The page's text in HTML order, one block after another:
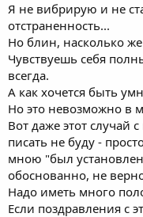
Я не вибрирую и не
отстраненность...
Но блин, насколько
Чувствуешь себя
всегда.
А как хочется быть
Но это невозможно в
Вот даже этот случай
писать не буду -
мною "был
обоснованно, не
Надо иметь много
Если поздравления с